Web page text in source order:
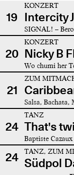
19
KONZERT
Intercity
SIGNAL! –
20
KONZERT
Nicky B
Wo chumi her
21
ZUM
Salsa, Bachata,
24
TANZ
That's
Baptiste Cazaux
24 TANZ, ZUM
Südpol